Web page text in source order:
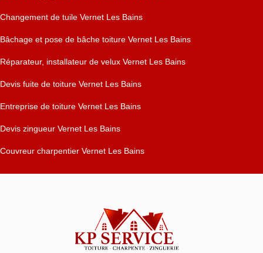
Changement de tuile Vernet Les Bains
Bâchage et pose de bâche toiture Vernet Les Bains
Réparateur, installateur de velux Vernet Les Bains
Devis fuite de toiture Vernet Les Bains
Entreprise de toiture Vernet Les Bains
Devis zingueur Vernet Les Bains
Couvreur charpentier Vernet Les Bains